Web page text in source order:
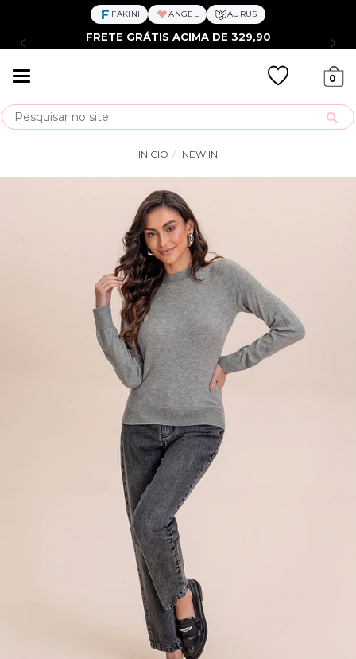
FAKINI ANGEL AURUS
FRETE GRÁTIS ACIMA DE 329,90
0
Busca
INÍCIO NEW IN